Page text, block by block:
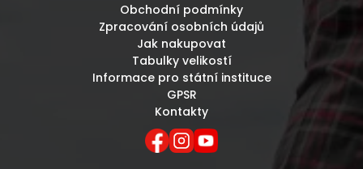
Obchodní podmínky
Zpracování osobních údajů
Jak nakupovat
Tabulky velikostí
Informace pro státní instituce
GPSR
Kontakty